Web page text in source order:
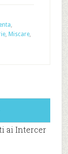
,
, Miscare,
ai Intercer